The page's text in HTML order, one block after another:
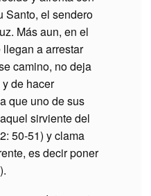
Santo, el sendero
Más aun, en el
a arrestar
camino, no deja
de hacer
que uno de sus
sirviente del
50-51) y clama
es decir poner